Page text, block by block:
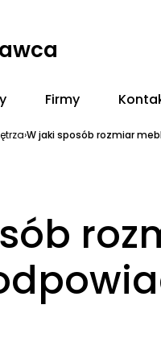
Firmy
›W jaki sposób rozmiar